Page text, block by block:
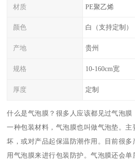
材质 PE聚乙烯
颜色 白（支持定制）
产地 贵州
规格 10-160cm宽
厚度 定制
什么是气泡膜？很多人应该都见过气泡
一种包装材料，气泡膜也叫做气泡垫。
坏，或对产品起保温防潮作用。目前很
用气泡膜来进行包装防护。气泡膜还会